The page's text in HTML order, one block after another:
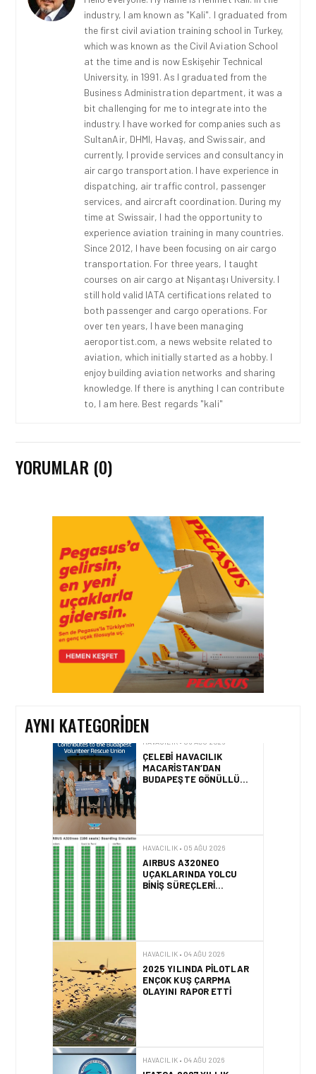
industry, I am known as "Kali". I graduated from
the first civil aviation training school in Turkey,
which was known as the Civil Aviation School
at the time and is now Eskişehir Technical
University, in 1991. As I graduated from the
Business Administration department, it was a
bit challenging for me to integrate into the
industry. I have worked for companies such as
SultanAir, DHMI, Havaş, and Swissair, and
currently, I provide services and consultancy in
air cargo transportation. I have experience in
dispatching, air traffic control, passenger
services, and aircraft coordination. During my
time at Swissair, I had the opportunity to
experience aviation training in many countries.
Since 2012, I have been focusing on air cargo
transportation. For three years, I taught
courses on air cargo at Nişantaşı University. I
still hold valid IATA certifications related to
both passenger and cargo operations. For
over ten years, I have been managing
aeroportist.com, a news website related to
aviation, which initially started as a hobby. I
enjoy building aviation networks and sharing
knowledge. If there is anything I can contribute
to, I am here. Best regards "kali"
YORUMLAR (0)
AYNI KATEGORIDEN
HAVACILIK • 06 AĞU 2026
HITIT BILIŞIM 500’DE
SEKTÖREL YAZILIM
BIRINCISI
HAVACILIK • 05 AĞU 2026
YAKIT MALIYETLERINDEKI
YÜZDE 46’LIK ARTIŞA
KARŞI HANGI ÖNLEMLER
ALINIYOR?
HAVACILIK • 05 AĞU 2026
ÇELEBI HAVACILIK
MACARISTAN’DAN
BUDAPEŞTE GÖNÜLLÜ
HAVACILIK • 05 AĞU 2026
AIRBUS A320NEO
UÇAKLARINDA YOLCU
BINIŞ SÜREÇLERI
HAVACILIK • 04 AĞU 2026
2025 YILINDA PILOTLAR
ENÇOK KUŞ ÇARPMA
OLAYINI RAPOR ETTI
HAVACILIK • 04 AĞU 2026